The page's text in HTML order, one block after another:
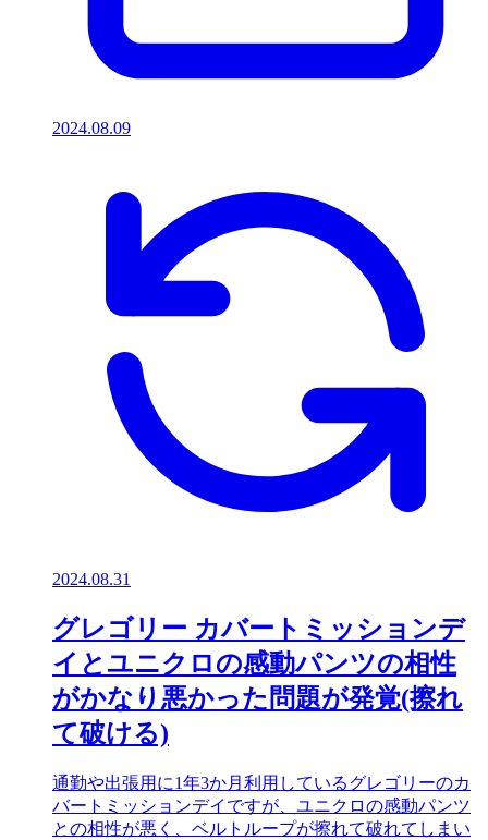
2024.08.09
2024.08.31
グレゴリー カバートミッションデ
イとユニクロの感動パンツの相性
がかなり悪かった問題が発覚(擦れ
て破ける)
通勤や出張用に1年3か月利用しているグレゴリーのカ
バートミッションデイですが、ユニクロの感動パンツ
との相性が悪く、ベルトループが擦れて破れてしまい